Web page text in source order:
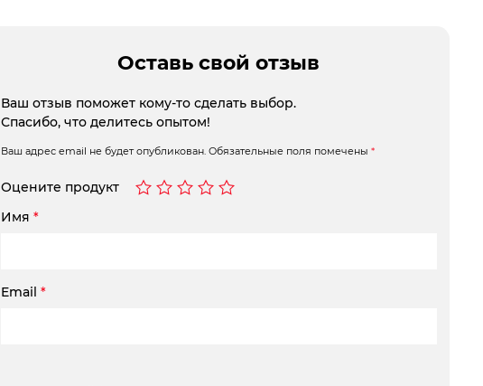
Оставь свой отзыв
Ваш отзыв поможет кому-то сделать выбор.
Спасибо, что делитесь опытом!
Ваш адрес email не будет опубликован. Обязательные поля помечены *
Оцените продукт
Имя *
Email *